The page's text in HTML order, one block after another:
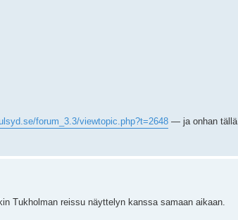
forum_3.3/viewtopic.php?t=2648 — ja onhan tällä
Tukholman reissu näyttelyn kanssa samaan aikaan.